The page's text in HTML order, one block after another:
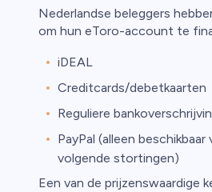
Nederlandse beleggers
om hun eToro-account te
iDEAL
Creditcards/debetkaarten
Reguliere
PayPal (alleen beschikbaar
volgende stortingen)
Een van de prijzenswaardige